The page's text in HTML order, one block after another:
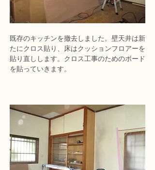
既存のキッチンを撤去しました。壁天井は新
たにクロス貼り、床はクッションフロアーを
貼り直しします。クロス工事のためのボード
を貼っていきます。